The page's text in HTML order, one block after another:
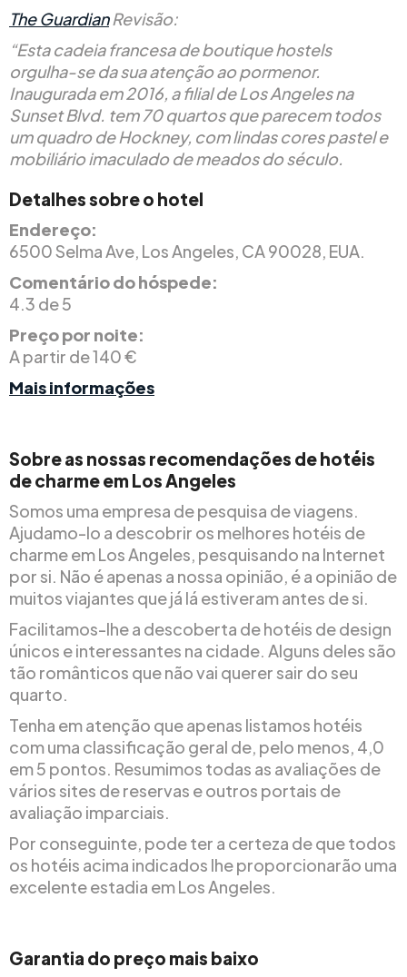
The GuardianRevisão:
“Esta cadeia francesa de boutique hostels
orgulha-se da sua atenção ao pormenor.
Inaugurada em 2016, a filial de Los Angeles na
Sunset Blvd. tem 70 quartos que parecem todos
um quadro de Hockney, com lindas cores pastel e
mobiliário imaculado de meados do século.
Detalhes sobre o hotel
Endereço:
6500 Selma Ave, Los Angeles, CA 90028, EUA.
Comentário do hóspede:
4.3 de 5
Preço por noite:
A partir de 140 €
Mais informações
Sobre as nossas recomendações de hotéis
de charme em Los Angeles
Somos uma empresa de pesquisa de viagens.
Ajudamo-lo a descobrir os melhores hotéis de
charme em Los Angeles, pesquisando na Internet
por si. Não é apenas a nossa opinião, é a opinião de
muitos viajantes que já lá estiveram antes de si.
Facilitamos-lhe a descoberta de hotéis de design
únicos e interessantes na cidade. Alguns deles são
tão românticos que não vai querer sair do seu
quarto.
Tenha em atenção que apenas listamos hotéis
com uma classificação geral de, pelo menos, 4,0
em 5 pontos. Resumimos todas as avaliações de
vários sites de reservas e outros portais de
avaliação imparciais.
Por conseguinte, pode ter a certeza de que todos
os hotéis acima indicados lhe proporcionarão uma
excelente estadia em Los Angeles.
Garantia do preço mais baixo